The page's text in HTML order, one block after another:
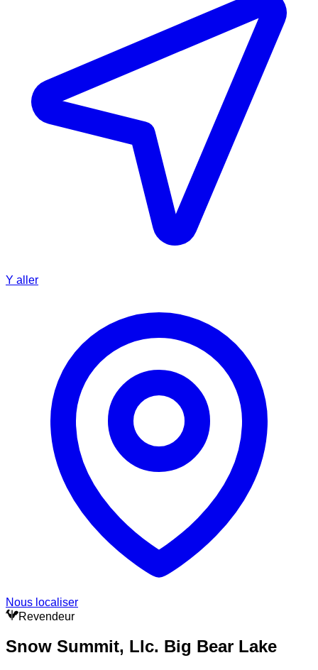
Y aller
Nous localiser
Revendeur
Snow Summit, Llc. Big Bear Lake